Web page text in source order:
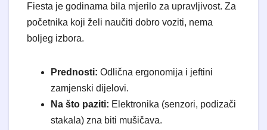
​Fiesta je godinama bila mjerilo za upravljivost. Za
početnika koji želi naučiti dobro voziti, nema
boljeg izbora.
Prednosti: Odlična ergonomija i jeftini
zamjenski dijelovi.
Na što paziti: Elektronika (senzori, podizači
stakala) zna biti mušičava.